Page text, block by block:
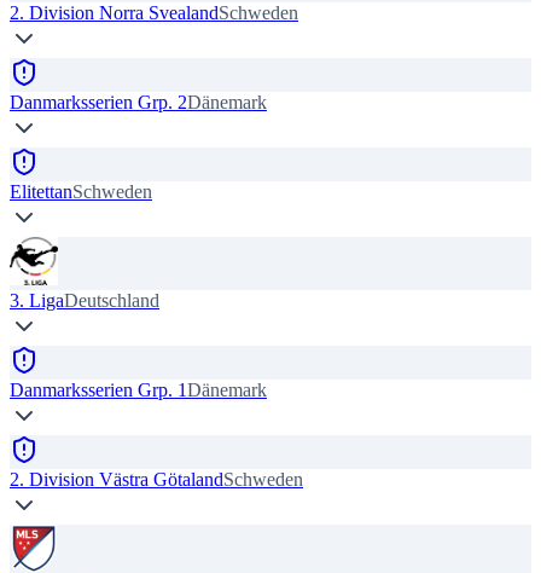
2. Division Norra SvealandSchweden
Danmarksserien Grp. 2Dänemark
ElitettanSchweden
3. LigaDeutschland
Danmarksserien Grp. 1Dänemark
2. Division Västra GötalandSchweden